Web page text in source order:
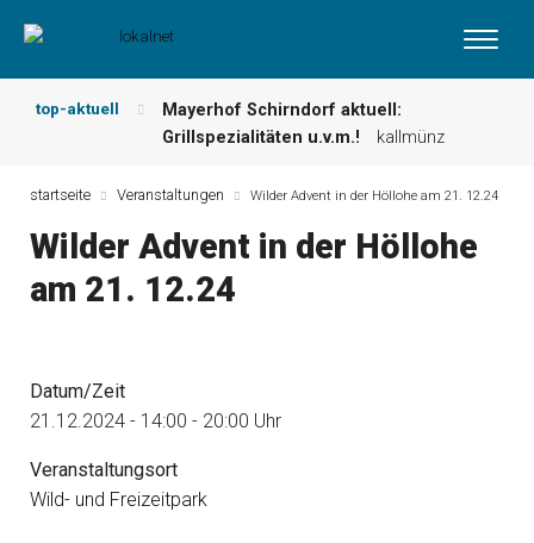
top-aktuell
Mayerhof Schirndorf aktuell:
Grillspezialitäten u.v.m.!
kallmünz
und mehr … burglengenfeld
zahlen! kommentare & serien &
leserbriefe
Maxhütter Fischladen: Unser aktuelles
Metzgerei Hummel: Aktuelles
startseite Veranstaltungen Wilder Advent in der Höllohe am 21. 12.24
Wilder Advent in der Höllohe
am 21. 12.24
Datum/Zeit
21.12.2024 - 14:00 - 20:00 Uhr
Veranstaltungsort
Wild- und Freizeitpark